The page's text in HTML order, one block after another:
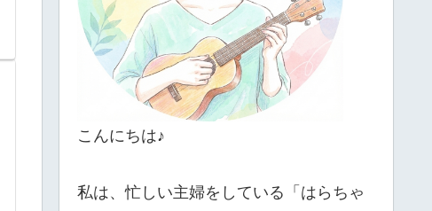
こんにちは♪
私は、忙しい主婦をしている「はらちゃ